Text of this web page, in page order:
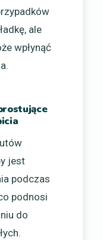
ale
wpłynąć
jest
podczas
podnosi
do